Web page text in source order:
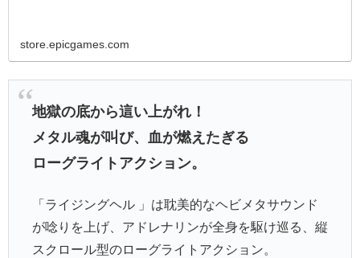
store.epicgames.com
地獄の底から這い上がれ！
メタル魂が叫び、血が燃えたぎる
ローグライトアクション。
「ライジングヘル 」は耽美的なヘビメタサウンド
が唸りを上げ、アドレナリンが全身を駆け巡る、縦
スクロール型のローグライトアクション。